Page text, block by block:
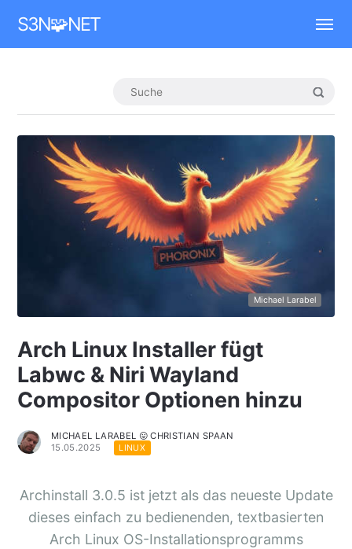
S3N🧩NET
Michael Larabel
Arch Linux Installer fügt
Labwc & Niri Wayland
Compositor Optionen hinzu
MICHAEL LARABEL 😛 CHRISTIAN SPAAN
15.05.2025
LINUX
Archinstall 3.0.5 ist jetzt als das neueste Update
dieses einfach zu bedienenden, textbasierten
Arch Linux OS-Installationsprogramms